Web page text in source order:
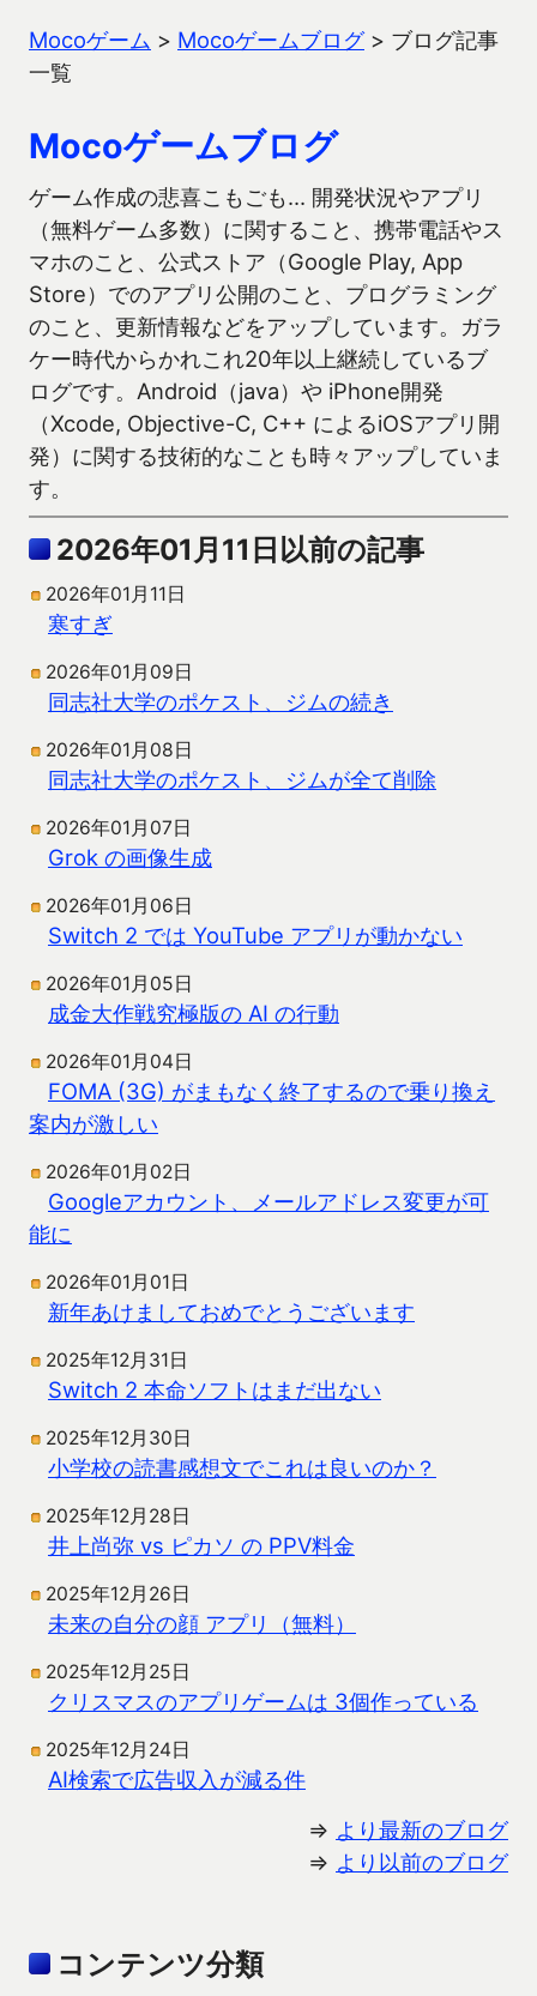
Mocoゲーム > Mocoゲームブログ> ブログ記事
一覧
Mocoゲームブログ
ゲーム作成の悲喜こもごも… 開発状況やアプリ
（無料ゲーム多数）に関すること、携帯電話やス
マホのこと、公式ストア（Google Play, App
Store）でのアプリ公開のこと、プログラミング
のこと、更新情報などをアップしています。ガラ
ケー時代からかれこれ20年以上継続しているブ
ログです。Android（java）や iPhone開発
（Xcode, Objective-C, C++ によるiOSアプリ開
発）に関する技術的なことも時々アップしていま
す。
2026年01月11日以前の記事
2026年01月11日
寒すぎ
2026年01月09日
同志社大学のポケスト、ジムの続き
2026年01月08日
同志社大学のポケスト、ジムが全て削除
2026年01月07日
Grok の画像生成
2026年01月06日
Switch 2 では YouTube アプリが動かない
2026年01月05日
成金大作戦究極版の AI の行動
2026年01月04日
FOMA (3G) がまもなく終了するので乗り換え
案内が激しい
2026年01月02日
Googleアカウント、メールアドレス変更が可
能に
2026年01月01日
新年あけましておめでとうございます
2025年12月31日
Switch 2 本命ソフトはまだ出ない
2025年12月30日
小学校の読書感想文でこれは良いのか？
2025年12月28日
井上尚弥 vs ピカソ の PPV料金
2025年12月26日
未来の自分の顔 アプリ（無料）
2025年12月25日
クリスマスのアプリゲームは 3個作っている
2025年12月24日
AI検索で広告収入が減る件
⇒ より最新のブログ
⇒ より以前のブログ
コンテンツ分類